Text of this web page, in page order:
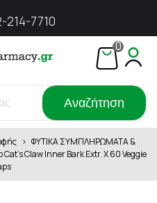
214-7710
0
Αναζήτηση
> ΦΥΤΙΚΑ ΣΥΜΠΛΗΡΩΜΑΤΑ &
Cat's Claw Inner Bark Extr. X 60 Veggie